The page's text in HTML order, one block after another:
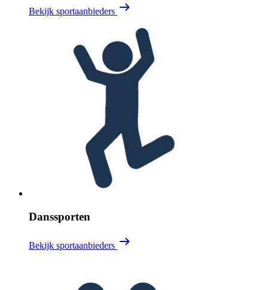
Bekijk sportaanbieders
Danssporten
Bekijk sportaanbieders